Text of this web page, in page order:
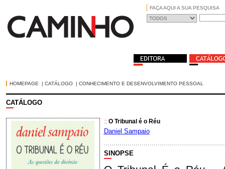
FAÇA AQUI A SUA PESQUISA
HOMEPAGE | CATÁLOGO| CONHECIMENTO E DESENVOLVIMENTO PESSOAL
CATÁLOGO
:: O Tribunal é o Réu
Daniel Sampaio
SINOPSE